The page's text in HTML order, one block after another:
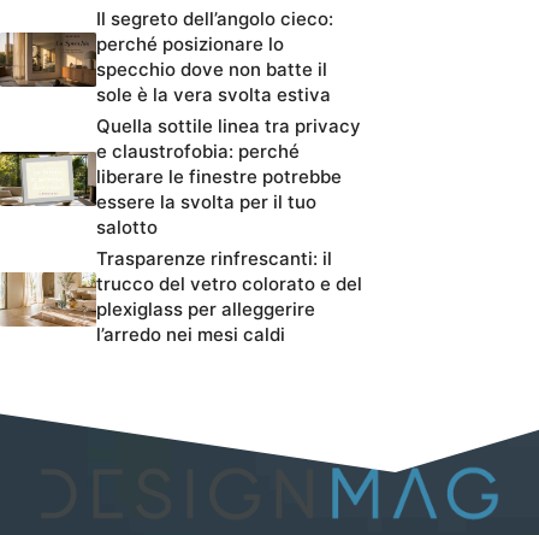
Il segreto dell’angolo cieco:
perché posizionare lo
specchio dove non batte il
sole è la vera svolta estiva
Quella sottile linea tra privacy
e claustrofobia: perché
liberare le finestre potrebbe
essere la svolta per il tuo
salotto
Trasparenze rinfrescanti: il
trucco del vetro colorato e del
plexiglass per alleggerire
l’arredo nei mesi caldi